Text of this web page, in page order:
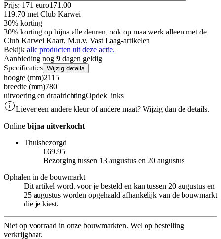
Prijs: 171 euro171 .00
119.70 met Club Karwei
30% korting
30% korting op bijna alle deuren, ook op maatwerk alleen met de
Club Karwei Kaart, M.u.v. Vast Laag-artikelen
Bekijk alle producten uit deze actie.
Aanbieding nog 9 dagen geldig
Specificaties Wijzig details
hoogte (mm)2115
breedte (mm)780
uitvoering en draairichtingOpdek links
Liever een andere kleur of andere maat? Wijzig dan de details.
Online bijna uitverkocht
Thuisbezorgd
€69.95
Bezorging tussen 13 augustus en 20 augustus
Ophalen in de bouwmarkt
Dit artikel wordt voor je besteld en kan tussen 20 augustus en
25 augustus worden opgehaald afhankelijk van de bouwmarkt
die je kiest.
Niet op voorraad in onze bouwmarkten. Wel op bestelling
verkrijgbaar.